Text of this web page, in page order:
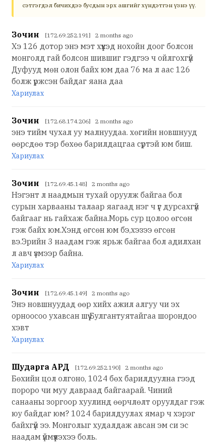
сэтгэгдэл бичихдээ бусдын эрх ашгийг хүндэтгэн үзнэ үү.
Зочин [172.69.252.191] 2 months ago
Хэ 126 дотор энэ мэт хүүхэд нохойн доог болсон
монголд гай болсон шившиг гэдгээ ч ойлгохгүй
Дуфууд мөн олон байх юм даа 76 ма л аас 126
болж үржсэн байдаг яана даа
Хариулах
Зочин [172.68.174.206] 2 months ago
энэ тийм чухал уу малнуудаа. хөгийн новшнууд
өөрсдөө тэр бөхөө барилдацгаа сүртэй юм биш.
Хариулах
Зочин [172.69.45.148] 2 months ago
Нэгэнт л наадмын тухай оруулж байгаа бол
сурын харвааны талаар яагаад нэг ч үг дурсахгүй
байгааг нь гайхаж байна.Морь сур цолоо өгсөн
гэж байх юм.Хэнд өгсөн юм бэ,хэзээ өгсөн
вэ.Эрийн 3 наадам гэж ярьж байгаа бол адилхан
л авч үзмээр байна.
Хариулах
Зочин [172.69.45.149] 2 months ago
Энэ новшнуудад өөр хийх ажил алгуу чи эх
орноосоо ухавсан шүү Булгантуятайгаа шорондоо
хэвт
Хариулах
Шударга АРД [172.69.252.190] 2 months ago
Бөхийн цол олгоно, 1024 бөх барилдуулна гээд
пороро чи муу давраад байгаарай. Чиний
санааны зоргоор хуулинд өөрчлөлт оруулдаг гэж
юу байдаг юм? 1024 барилдуулах ямар ч хэрэг
байхгүй ээ. Монголыг худалдаж авсан эм си эс
наадам үймүүлэхээ боль.